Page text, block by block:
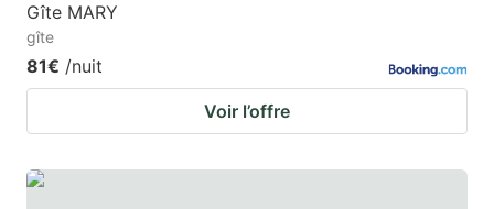
Gîte MARY
gîte
81€ /nuit
Voir l’offre